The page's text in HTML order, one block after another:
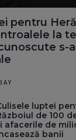
pentru
la
s-
luptei
de 100
afacerile de
banii